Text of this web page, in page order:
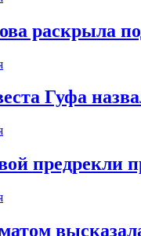
раскрыла
Гуфа
предрекли